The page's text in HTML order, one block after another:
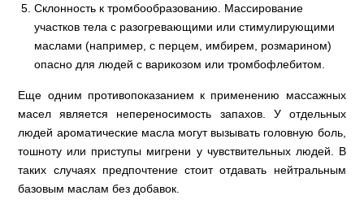
Склонность к тромбообразованию. Массирование
участков тела с разогревающими или стимулирующими
маслами (например, с перцем, имбирем, розмарином)
опасно для людей с варикозом или тромбофлебитом.
Еще одним противопоказанием к применению массажных
масел является непереносимость запахов. У отдельных
людей ароматические масла могут вызывать головную боль,
тошноту или приступы мигрени у чувствительных людей. В
таких случаях предпочтение стоит отдавать нейтральным
базовым маслам без добавок.